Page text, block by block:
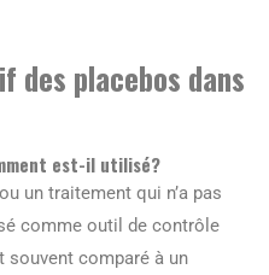
placebos dans
est-il utilisé?
un traitement qui n’a pas
comme outil de contrôle
comparé à un